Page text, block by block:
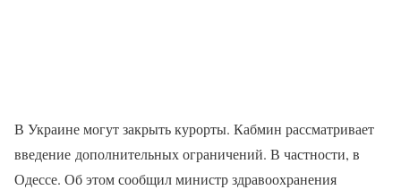
В Украине могут закрыть курорты. Кабмин рассматривает
введение дополнительных ограничений. В частности, в
Одессе. Об этом сообщил министр здравоохранения